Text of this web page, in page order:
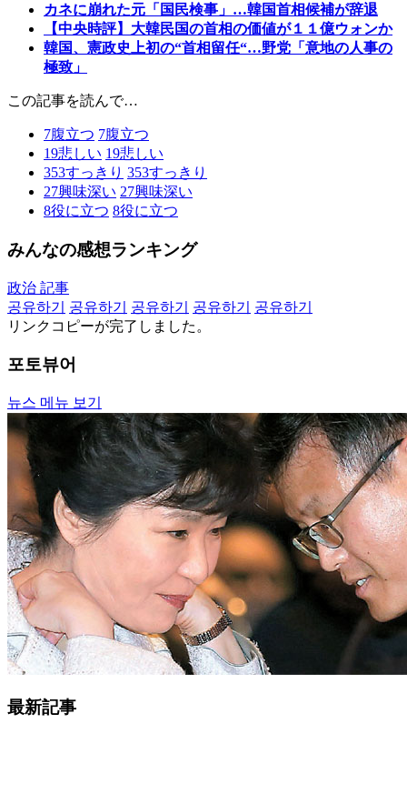
カネに崩れた元「国民検事」…韓国首相候補が辞退
【中央時評】大韓民国の首相の価値が１１億ウォンか
韓国、憲政史上初の“首相留任“…野党「意地の人事の
極致」
この記事を読んで…
7腹立つ 7腹立つ
19悲しい 19悲しい
353すっきり 353すっきり
27興味深い 27興味深い
8役に立つ 8役に立つ
みんなの感想ランキング
政治 記事
공유하기
공유하기 공유하기 공유하기
공유하기
リンクコピーが完了しました。
포토뷰어
뉴스 메뉴 보기
最新記事